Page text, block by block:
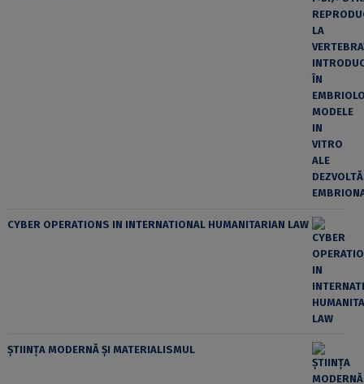
CYBER OPERATIONS IN INTERNATIONAL HUMANITARIAN LAW
ȘTIINȚA MODERNĂ ȘI MATERIALISMUL